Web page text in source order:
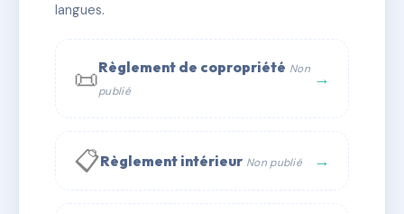
📞 Contacter Syndic Digital
langues.
📜Règlement de copropriété Non
publié
→
📋Règlement intérieur Non publié →